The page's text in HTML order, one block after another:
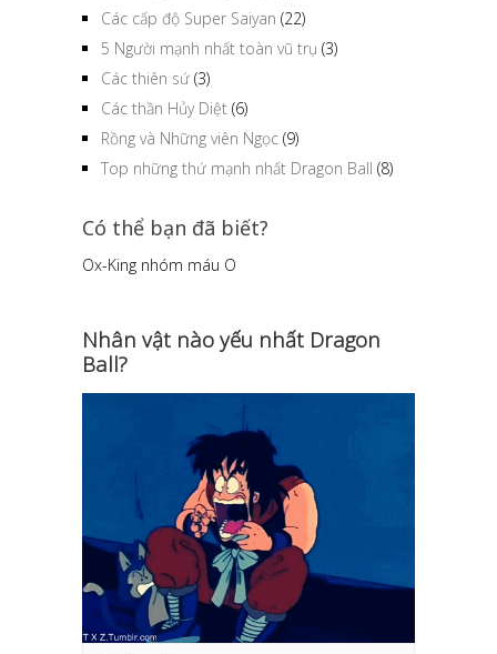
Các cấp độ Super Saiyan (22)
5 Người mạnh nhất toàn vũ trụ (3)
Các thiên sứ (3)
Các thần Hủy Diệt (6)
Rồng và Những viên Ngọc (9)
Top những thứ mạnh nhất Dragon Ball (8)
Có thể bạn đã biết?
Ox-King nhóm máu O
Nhân vật nào yếu nhất Dragon
Ball?